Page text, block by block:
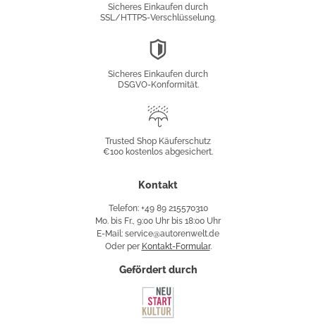
Sicheres Einkaufen durch
SSL/HTTPS-Verschlüsselung.
Sicheres Einkaufen durch
DSGVO-Konformität.
Käuferschutz
Trusted Shop Käuferschutz
€100 kostenlos abgesichert.
Kontakt
Telefon: +49 89 215570310
Mo. bis Fr., 9:00 Uhr bis 18:00 Uhr
E-Mail: service@autorenwelt.de
Oder per Kontakt-Formular.
Gefördert durch